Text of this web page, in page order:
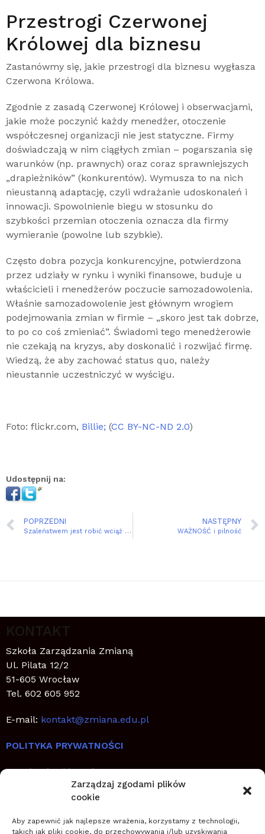
Zarządzaj zgodami plików
cookie
Aby zapewnić jak najlepsze wrażenia, korzystamy z technologii,
takich jak pliki cookie, do przechowywania i/lub uzyskiwania
Przestrogi Czerwonej
Królowej dla biznesu
Zastanówmy się, jakie przestrogi dla biznesu wygłasza
Czerwona Królowa.
Zgodnie z zasadą Czerwonej Królowej i obserwacjami,
jakie może poczynić każdy menedżer, otoczenie
współczesnej organizacji nie jest statyczne. Firmy
doświadczają w nim ciągłych zmian – pogarszania się
warunków (np. prawnych) oraz coraz sprawniejszych
„drapieżników” (konkurentów). Wymusza to na nich
nieustanną adaptację, czyli wdrażanie udoskonaleń i
innowacji. Spowolnienie biegu w stosunku do
szybkości przemian otoczenia oznacza dla firmy
wymieranie (powolne lub szybkie).
Często dobra pozycja konkurencyjne, potwierdzona
przez udziały w rynku i wyniki finansowe, buduje u
właścicieli i menedżerów poczucie samozadowolenia.
Właśnie samozadowolenie jest głównym wrogiem
podejmowania zmian w firmie – „skoro jest tak dobrze,
to po co coś zmieniać”. Świadomi tego menedżerowie
nie czekają na kryzys, aby doskonalić i rozwijać firmę.
Wiedzą, że aby zachować status quo, należy
nieustannie uczestniczyć w wyścigu.
Foto: flickr.com, Billie; (CC BY-NC-ND 2.0)
Udostępnij na:
POPRZEDNI
Szaleństwem jest robić wciąż to samo i oczekiwać różnych rezultatów
NASTĘPNY
WAŻNOŚĆ i pilność
KONTAKT
Szkoła Zarządzania Zmianą
Ul. Pilata 12/2
51-605 Wrocław
Tel. 602 605 952
E-mail: kontakt@zmiana.edu.pl
POLITYKA PRYWATNOŚCI
Regulamin sklepu internetowego
Jak planować, wdrażać i utrwalić zmianę